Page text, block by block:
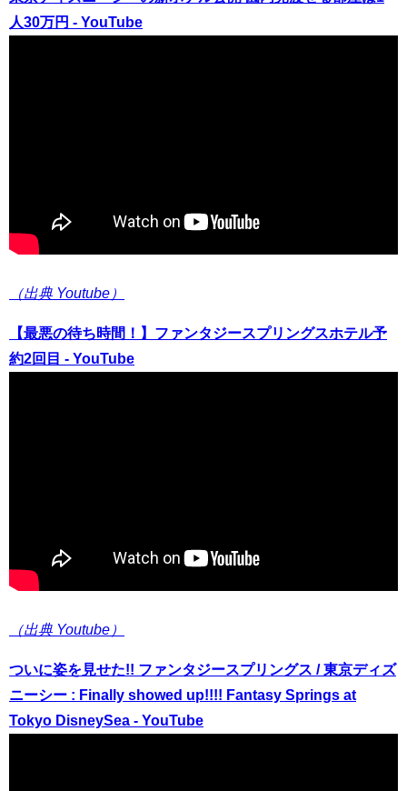
人30万円 - YouTube
（出典 Youtube）
【最悪の待ち時間！】ファンタジースプリングスホテル予
約2回目 - YouTube
（出典 Youtube）
ついに姿を見せた!! ファンタジースプリングス / 東京ディズ
ニーシー : Finally showed up!!!! Fantasy Springs at
Tokyo DisneySea - YouTube